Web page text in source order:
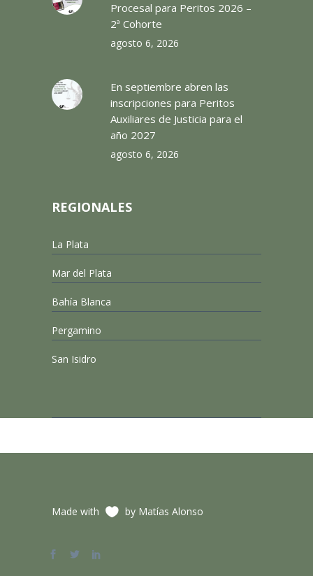
Procesal para Peritos 2026 –
2ª Cohorte
agosto 6, 2026
En septiembre abren las
inscripciones para Peritos
Auxiliares de Justicia para el
año 2027
agosto 6, 2026
REGIONALES
La Plata
Mar del Plata
Bahía Blanca
Pergamino
San Isidro
Made with by Matías Alonso